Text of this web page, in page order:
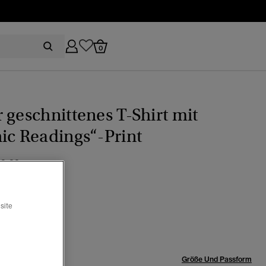
0
geschnittenes T-Shirt mit
Readings“-Print
wurde reduziert von
bis
Größe Und Passform